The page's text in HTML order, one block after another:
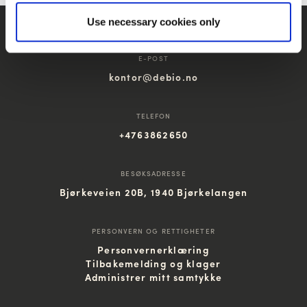
Use necessary cookies only
E-POST
kontor@debio.no
TELEFON
+4763862650
BESØKSADRESSE
Bjørkeveien 20B, 1940 Bjørkelangen
PERSONVERN OG RETTIGHETER
Personvernerklæring
Tilbakemelding og klager
Administrer mitt samtykke